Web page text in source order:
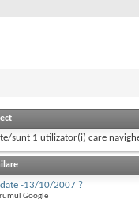
sunt 1 utilizator(i) care
-13/10/2007 ?
Google